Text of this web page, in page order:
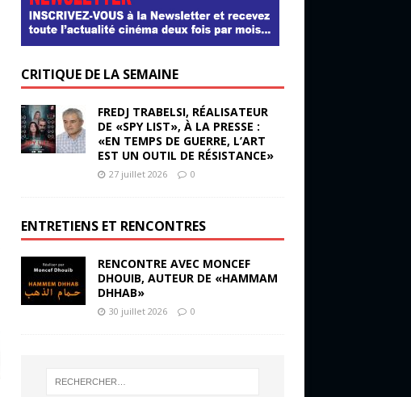
CRITIQUE DE LA SEMAINE
FREDJ TRABELSI, RÉALISATEUR
DE «SPY LIST», À LA PRESSE :
«EN TEMPS DE GUERRE, L’ART
EST UN OUTIL DE RÉSISTANCE»
27 juillet 2026 0
ENTRETIENS ET RENCONTRES
RENCONTRE AVEC MONCEF
DHOUIB, AUTEUR DE «HAMMAM
DHHAB»
30 juillet 2026 0